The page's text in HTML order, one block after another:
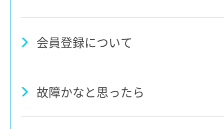
会員登録について
故障かなと思ったら